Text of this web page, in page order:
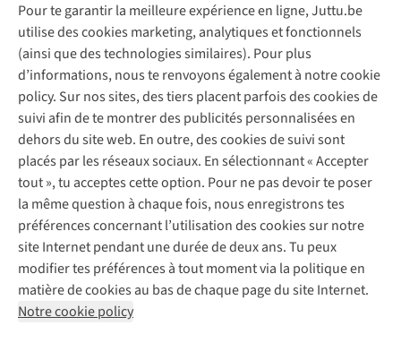
Pour te garantir la meilleure expérience en ligne, Juttu.be
utilise des cookies marketing, analytiques et fonctionnels
(ainsi que des technologies similaires). Pour plus
d’informations, nous te renvoyons également à notre cookie
policy. Sur nos sites, des tiers placent parfois des cookies de
suivi afin de te montrer des publicités personnalisées en
dehors du site web. En outre, des cookies de suivi sont
placés par les réseaux sociaux. En sélectionnant « Accepter
tout », tu acceptes cette option. Pour ne pas devoir te poser
la même question à chaque fois, nous enregistrons tes
préférences concernant l’utilisation des cookies sur notre
site Internet pendant une durée de deux ans. Tu peux
modifier tes préférences à tout moment via la politique en
matière de cookies au bas de chaque page du site Internet.
Notre cookie policy
Service client
Questions fréquentes
Commander
Payer
10 % réduction étudiants
Klarna : post-paiement
Livraison
Retourner
Rétractation d'une commande
Garantie
Contact
Nos services
Vintage - ReJUsed
Atelier de couture
Personal shopping
Boîte à vêtements
Événements / ateliers
Juttu
Qui sommes-nous ?
Juttu Friends
Inspiration
Travailler chez Juttu
Nos magasins
Le monde de Juttu
Entrepreneuriat responsable
Déclaration d’accessibilité
Abonne-toi à la newsletter
Suivez-nous